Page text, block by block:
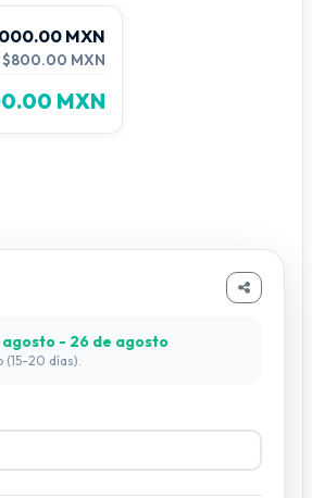
MXN
$800.00 MXN
MXN
agosto - 26 de agosto
(15-20 días).